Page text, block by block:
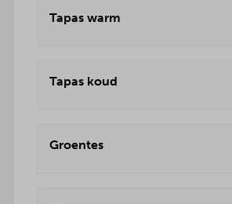
Tapas warm
Tapas koud
Groentes